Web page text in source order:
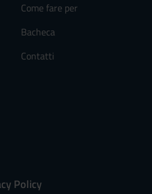
Come fare per
Bacheca
Contatti
Policy